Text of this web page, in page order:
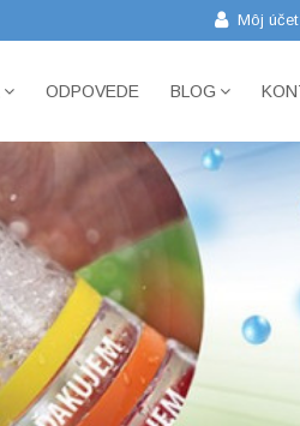
Môj účet
ODPOVEDE BLOG